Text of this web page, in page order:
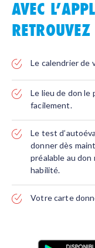
AVEC
Le calendrier de
Le lieu de don le
facilement.
Le test
donner dès
préalable au don
habilité.
Votre carte